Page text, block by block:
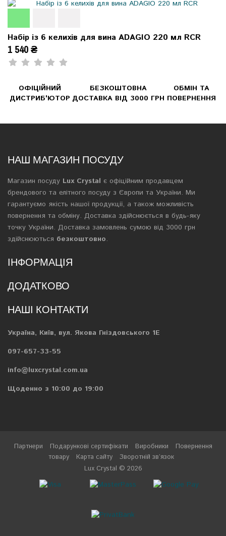
Набір із 6 келихів для вина ADAGIO 220 мл RCR
1 540 ₴
ОФІЦІЙНИЙ
ДИСТРИБ'ЮТОР
БЕЗКОШТОВНА
ДОСТАВКА ВІД 3000 ГРН
ОБМІН ТА
ПОВЕРНЕННЯ
НАШ МАГАЗИН ПОСУДУ
Магазин посуду Lux Crystal є офіційним продавцем
брендового та елітного посуду з Європи та України. Ми
гарантуємо якість нашої продукції, а також можливість
повернення та обміну. Доставка здійснюється в будь-яку
точку України. Доставка замовлень сумою від 3000 грн
здійснюються безкоштовно.
ІНФОРМАЦІЯ
ДОДАТКОВО
НАШІ КОНТАКТИ
Україна, Київ, вул. Якова Гніздовського 1Е
097-657-33-55
info@luxcrystal.com.ua
Щоденно з 10:00 до 19:00
Партнери Подарункові сертифікати Виробники
Повернення
товару
Карта сайту
Зворотній зв’язок
Lux Crystal © 2026